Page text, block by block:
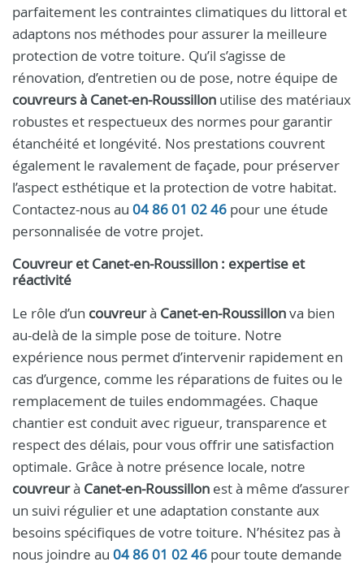
parfaitement les contraintes climatiques du littoral et
adaptons nos méthodes pour assurer la meilleure
protection de votre toiture. Qu’il s’agisse de
rénovation, d’entretien ou de pose, notre équipe de
couvreurs à Canet-en-Roussillon utilise des matériaux
robustes et respectueux des normes pour garantir
étanchéité et longévité. Nos prestations couvrent
également le ravalement de façade, pour préserver
l’aspect esthétique et la protection de votre habitat.
Contactez-nous au 04 86 01 02 46 pour une étude
personnalisée de votre projet.
Couvreur et Canet-en-Roussillon : expertise et
réactivité
Le rôle d’un couvreurà Canet-en-Roussillonva bien
au-delà de la simple pose de toiture. Notre
expérience nous permet d’intervenir rapidement en
cas d’urgence, comme les réparations de fuites ou le
remplacement de tuiles endommagées. Chaque
chantier est conduit avec rigueur, transparence et
respect des délais, pour vous offrir une satisfaction
optimale. Grâce à notre présence locale, notre
couvreurà Canet-en-Roussillon est à même d’assurer
un suivi régulier et une adaptation constante aux
besoins spécifiques de votre toiture. N’hésitez pas à
nous joindre au 04 86 01 02 46 pour toute demande